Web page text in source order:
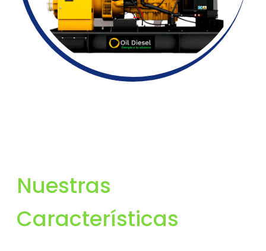
Nuestras
Características